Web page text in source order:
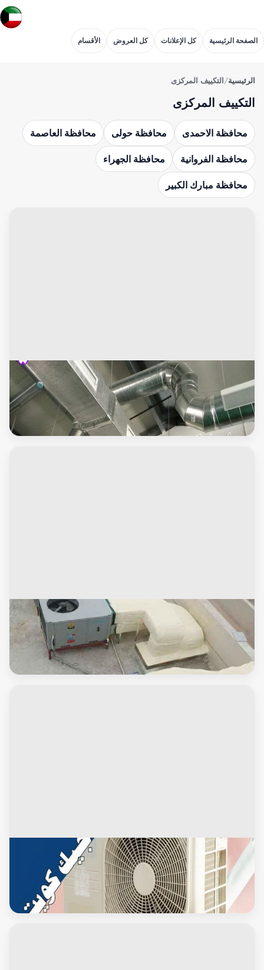
الصفحة الرئيسية كل الإعلانات كل العروض الأقسام
الرئيسية/التكييف المركزى
التكييف المركزى
محافظة الاحمدى محافظة حولى محافظة العاصمة
محافظة الفروانية محافظة الجهراء
محافظة مبارك الكبير
محافظة الفروانية
دكت تكييف - تركيب دكت تكييف - فني دكتات 60040484 - فني
دكت تكييف - تنظيف دكت تكييف - صيانة دكت تكييف - تركيب
دكتات التكييف - دكت التكييف - تركيب دكت - دكت تكييف مركزي
التكييف المركزى
عزل اسطح - مساح الكويت - مساح دكات - فنى مساح - مساح
دكات التكييف
التكييف المركزى
فني تكييف - نشأت 67033718 - فني تكييف الكويت - رقم فني
تكييف - فني تكييف مركزي - فني تكييف الجهراء - فني تكييف
حولي - فني تكييف هندي - فني تكييف باكستاني - فني تكييف
رخيص